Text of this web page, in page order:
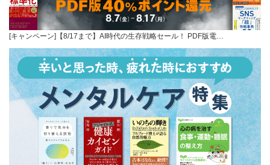
[キャンペーン]【8/17まで】AI時代の生存戦略セール！ PDF版電…